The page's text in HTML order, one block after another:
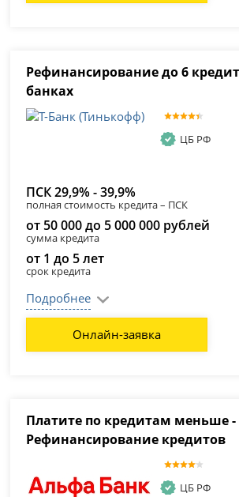
Рефинансирование до 6
банках
ЦБ РФ
ПСК 29,9% - 39,9%
полная стоимость кредита – ПСК
от 50 000 до 5 000 000 рублей
сумма кредита
от 1 до 5 лет
срок кредита
Подробнее
Онлайн-заявка
Платите по кредитам меньше -
Рефинансирование кредитов
ЦБ РФ